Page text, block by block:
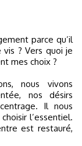
vis ? Vers quoi je
mes choix ?
nous vivons
nos désirs
Il nous
l’essentiel.
est restauré,